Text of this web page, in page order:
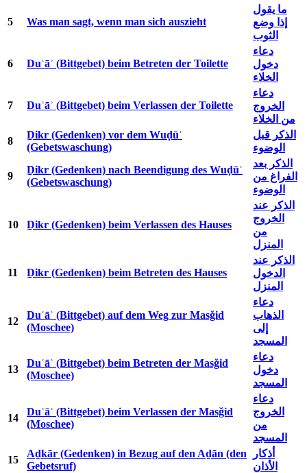
5 Was man sagt, wenn man sich auszieht
ما يقول
إذا وضع
الثوب
6 Duʿāʾ (Bittgebet) beim Betreten der Toilette
دعاء
دخول
الخلاء
7 Duʿāʾ (Bittgebet) beim Verlassen der Toilette
دعاء
الخروج
من الخلاء
8
Ḏikr (Gedenken) vor dem Wuḍūʾ
(Gebetswaschung)
الذكر قبل
الوضوء
9
Ḏikr (Gedenken) nach Beendigung des Wuḍūʾ
(Gebetswaschung)
الذكر بعد
الفراغ من
الوضوء
10 Ḏikr (Gedenken) beim Verlassen des Hauses
الذكر عند
الخروج
من
المنزل
11 Ḏikr (Gedenken) beim Betreten des Hauses
الذكر عند
الدخول
المنزل
12
Duʿāʾ (Bittgebet) auf dem Weg zur Masǧid
(Moschee)
دعاء
الذهاب
إلى
المسجد
13
Duʿāʾ (Bittgebet) beim Betreten der Masǧid
(Moschee)
دعاء
دخول
المسجد
14
Duʿāʾ (Bittgebet) beim Verlassen der Masǧid
(Moschee)
دعاء
الخروج
من
المسجد
15
Aḏkār (Gedenken) in Bezug auf den Aḏān (den
Gebetsruf)
أذكار
الأذان